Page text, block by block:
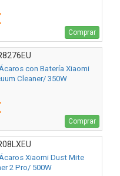
Comprar
con Batería Xiaomi
Cleaner/ 350W
Comprar
Xiaomi Dust Mite
2 Pro/ 500W